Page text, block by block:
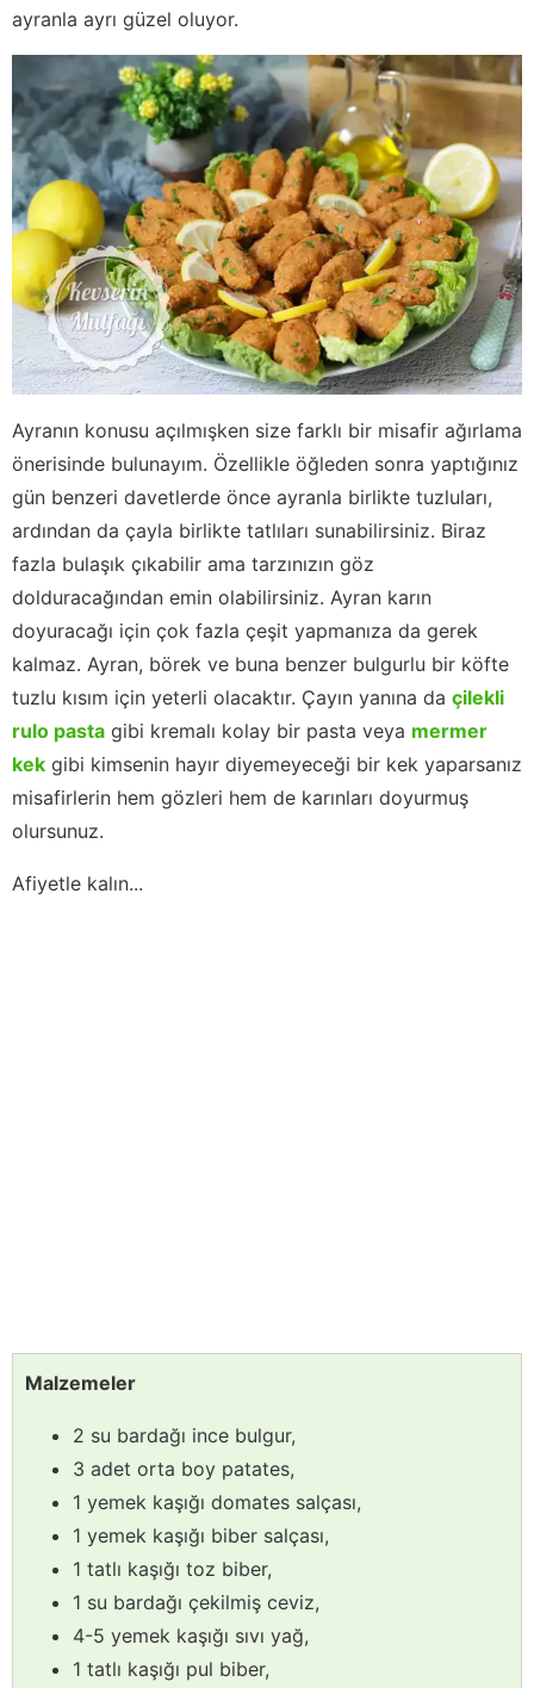
ayranla ayrı güzel oluyor.
Ayranın konusu açılmışken size farklı bir misafir ağırlama
önerisinde bulunayım. Özellikle öğleden sonra yaptığınız
gün benzeri davetlerde önce ayranla birlikte tuzluları,
ardından da çayla birlikte tatlıları sunabilirsiniz. Biraz
fazla bulaşık çıkabilir ama tarzınızın göz
dolduracağından emin olabilirsiniz. Ayran karın
doyuracağı için çok fazla çeşit yapmanıza da gerek
kalmaz. Ayran, börek ve buna benzer bulgurlu bir köfte
tuzlu kısım için yeterli olacaktır. Çayın yanına da çilekli
rulo pasta gibi kremalı kolay bir pasta veya mermer
kek gibi kimsenin hayır diyemeyeceği bir kek yaparsanız
misafirlerin hem gözleri hem de karınları doyurmuş
olursunuz.
Afiyetle kalın...
Malzemeler
2 su bardağı ince bulgur,
3 adet orta boy patates,
1 yemek kaşığı domates salçası,
1 yemek kaşığı biber salçası,
1 tatlı kaşığı toz biber,
1 su bardağı çekilmiş ceviz,
4-5 yemek kaşığı sıvı yağ,
1 tatlı kaşığı pul biber,